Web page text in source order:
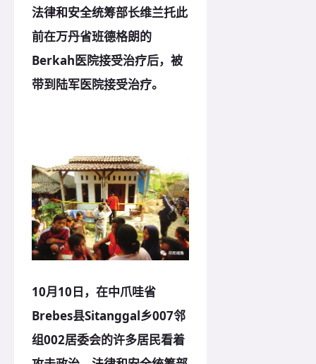
法律和安全统筹部长维兰托此
前在万丹省班德格朗的
Berkah医院接受治疗后，被
带到陆军医院接受治疗。
10月10日，在中爪哇省
Brebes县Sitanggal乡007邻
组002居委会的许多居民看着